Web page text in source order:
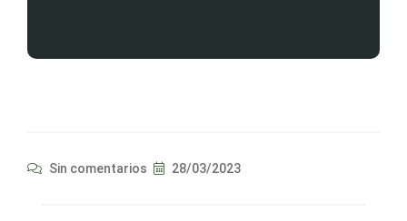
Sin comentarios 28/03/2023